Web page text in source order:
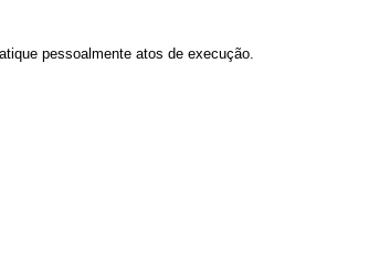
pessoalmente atos de execução.